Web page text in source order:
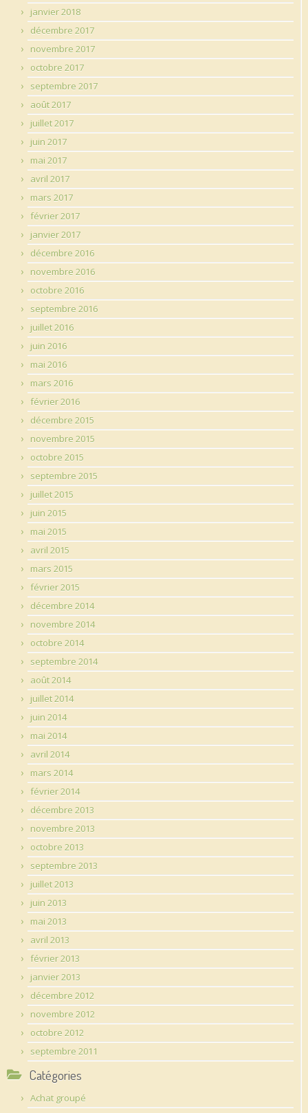
janvier 2018
décembre 2017
novembre 2017
octobre 2017
septembre 2017
août 2017
juillet 2017
juin 2017
mai 2017
avril 2017
mars 2017
février 2017
janvier 2017
décembre 2016
novembre 2016
octobre 2016
septembre 2016
juillet 2016
juin 2016
mai 2016
mars 2016
février 2016
décembre 2015
novembre 2015
octobre 2015
septembre 2015
juillet 2015
juin 2015
mai 2015
avril 2015
mars 2015
février 2015
décembre 2014
novembre 2014
octobre 2014
septembre 2014
août 2014
juillet 2014
juin 2014
mai 2014
avril 2014
mars 2014
février 2014
décembre 2013
novembre 2013
octobre 2013
septembre 2013
juillet 2013
juin 2013
mai 2013
avril 2013
février 2013
janvier 2013
décembre 2012
novembre 2012
octobre 2012
septembre 2011
Catégories
Achat groupé